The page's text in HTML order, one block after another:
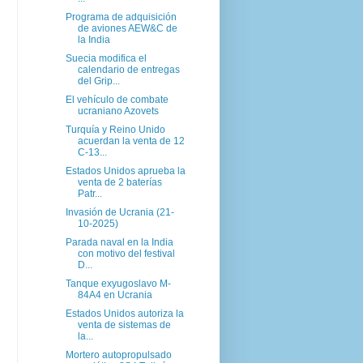
Programa de adquisición
de aviones AEW&C de
la India
Suecia modifica el
calendario de entregas
del Grip...
El vehículo de combate
ucraniano Azovets
Turquía y Reino Unido
acuerdan la venta de 12
C-13...
Estados Unidos aprueba la
venta de 2 baterías
Patr...
Invasión de Ucrania (21-
10-2025)
Parada naval en la India
con motivo del festival
D...
Tanque exyugoslavo M-
84A4 en Ucrania
Estados Unidos autoriza la
venta de sistemas de
la...
Mortero autopropulsado